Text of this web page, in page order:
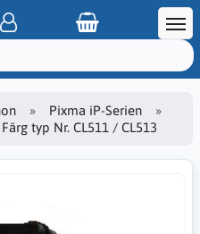
Pixma iP-Serien
typ Nr. CL511 / CL513